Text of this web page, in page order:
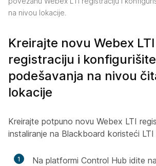
na nivou lokacije.
Kreirajte novu Webex LTI
registraciju i konfigurišite
podešavanja na nivou
lokacije
Kreirajte potpuno novu Webex LTI
instaliranje na Blackboard koristeći
1
Na platformi Control Hub idite